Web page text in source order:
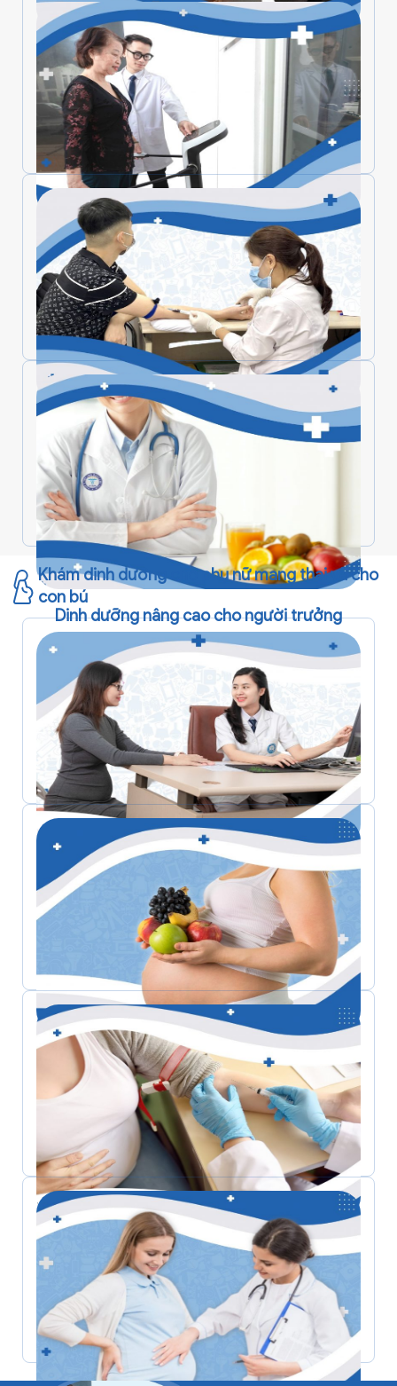
Dinh dưỡng tổng quát cho người trưởng
Dinh dưỡng tiêu chuẩn cho người trưởng
Sàng lọc vi chất dinh dưỡng cho người
trưởng thành
Dinh dưỡng nâng cao cho người trưởng
thành
Khám dinh dưỡng cho phụ nữ mang thai và cho
con bú
Dinh dưỡng tổng quát cho Phụ nữ mang thai
Dinh dưỡng hiệu quả cho phụ nữ mang thai
Sàng lọc thiếu hụt vi chất dinh dưỡng cho
Phụ nữ mang thai